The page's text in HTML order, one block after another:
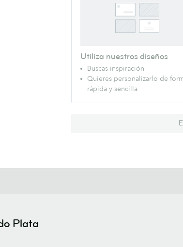
Utiliza nuestros diseños
Buscas inspiración
Quieres personalizarlo de
rápida y sencilla
Plata